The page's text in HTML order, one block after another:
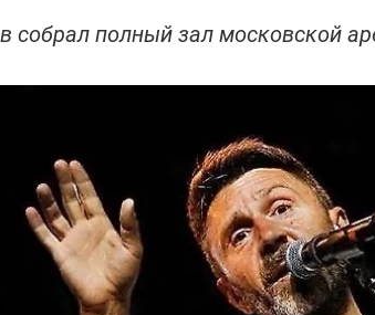
собрал полный зал московской